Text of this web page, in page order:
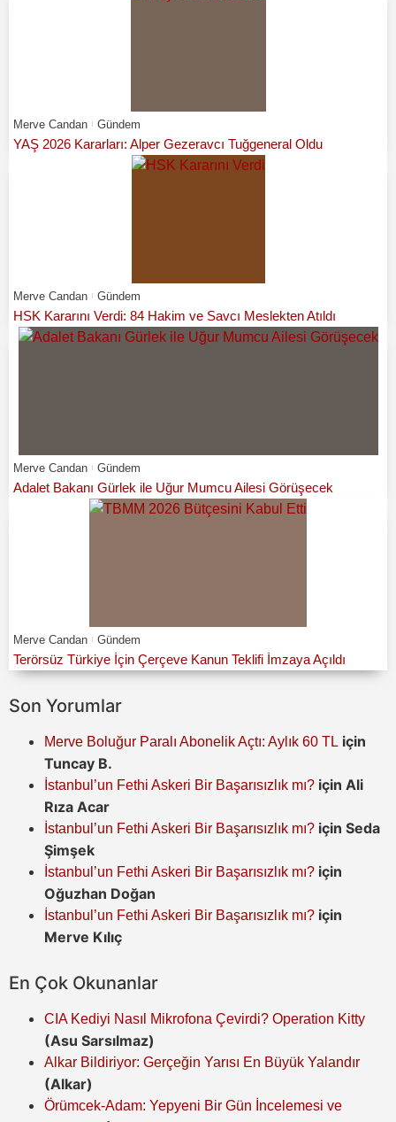
Merve Candan Gündem
YAŞ 2026 Kararları: Alper Gezeravcı Tuğgeneral Oldu
Merve Candan Gündem
HSK Kararını Verdi: 84 Hakim ve Savcı Meslekten Atıldı
Merve Candan Gündem
Adalet Bakanı Gürlek ile Uğur Mumcu Ailesi Görüşecek
Merve Candan Gündem
Terörsüz Türkiye İçin Çerçeve Kanun Teklifi İmzaya Açıldı
Son Yorumlar
Merve Boluğur Paralı Abonelik Açtı: Aylık 60 TL için
Tuncay B.
İstanbul’un Fethi Askeri Bir Başarısızlık mı? için Ali
Rıza Acar
İstanbul’un Fethi Askeri Bir Başarısızlık mı? için Seda
Şimşek
İstanbul’un Fethi Askeri Bir Başarısızlık mı? için
Oğuzhan Doğan
İstanbul’un Fethi Askeri Bir Başarısızlık mı? için
Merve Kılıç
En Çok Okunanlar
CIA Kediyi Nasıl Mikrofona Çevirdi? Operation Kitty
(Asu Sarsılmaz)
Alkar Bildiriyor: Gerçeğin Yarısı En Büyük Yalandır
(Alkar)
Örümcek-Adam: Yepyeni Bir Gün İncelemesi ve